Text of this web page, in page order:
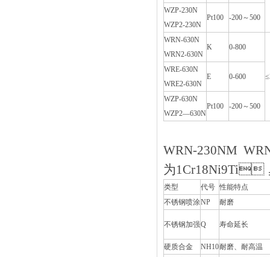
WZP-230N
WZP2-230N
Pt100 -200～500
WRN-630N
WRN2-630N
K 0-800
WRE-630N
WRE2-630N
E 0-600
WZP-630N
WZP2—630N
Pt100 -200～500
WRN-230NM
为1Cr18Ni9Ti
类型 代号 性能特点
不锈钢喷涂NP 耐磨
不锈钢加强Q 寿命延长
硬质合金 NH10耐磨、耐高温